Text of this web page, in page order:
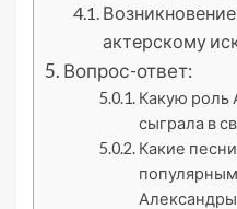
актерскому
Вопрос-ответ:
Какую роль
сыграла в
Какие